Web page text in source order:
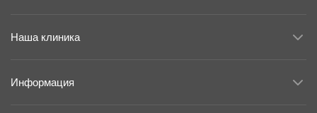
Наша клиника
Информация